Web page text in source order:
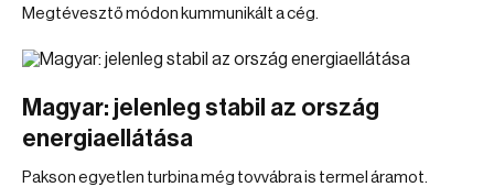
Megtévesztő módon kummunikált a cég.
Magyar: jelenleg stabil az ország
energiaellátása
Pakson egyetlen turbina még tovvábra is termel áramot.